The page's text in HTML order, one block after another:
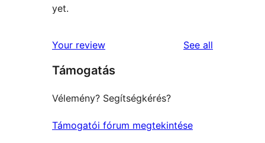
yet.
Your review See all
Támogatás
Vélemény? Segítségkérés?
Támogatói fórum megtekintése